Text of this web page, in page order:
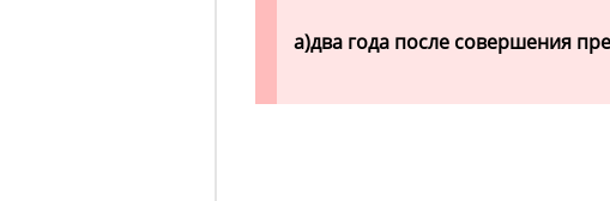
а)два года после совершения